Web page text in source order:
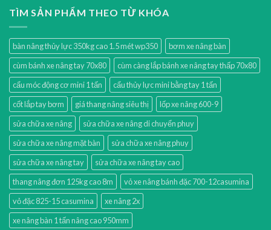
TÌM SẢN PHẨM THEO TỪ KHÓA
bàn nâng thủy lực 350kg cao 1.5 mét wp350
bơm xe nâng bàn
cùm bánh xe nâng tay 70x80
cùm càng lắp bánh xe nâng tay thấp 70x80
cẩu móc động cơ mini 1 tấn
cẩu thủy lực mini bằng tay 1 tấn
cốt lắp tay bơm
giá thang nâng siêu thị
lốp xe nâng 600-9
sửa chữa xe nâng
sửa chữa xe nâng di chuyển phuy
sửa chữa xe nâng mặt bàn
sửa chữa xe nâng phuy
sửa chữa xe nâng tay
sửa chữa xe nâng tay cao
thang nâng đơn 125kg cao 8m
vỏ xe nâng bánh đặc 700-12casumina
vỏ đặc 825-15 casumina
xe nâng 2x
xe nâng bàn 1 tấn nâng cao 950mm